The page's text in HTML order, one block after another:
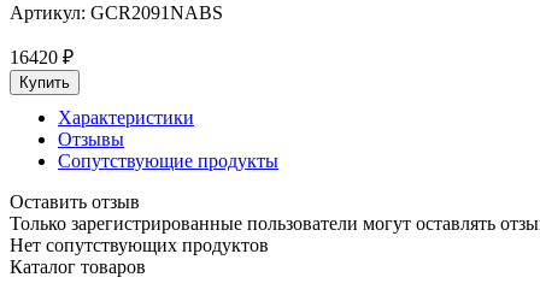
Артикул: GCR2091NABS
16420 ₽
Характеристики
Отзывы
Сопутствующие продукты
Оставить отзыв
Только зарегистрированные пользователи могут оставлять
Нет сопутствующих продуктов
Каталог товаров